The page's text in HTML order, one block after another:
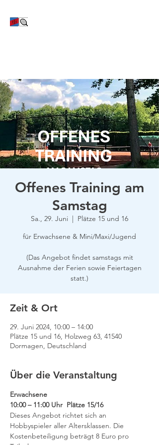
Offenes Training am
Samstag
Sa., 29. Juni
  |
Plätze 15 und 16
für Erwachsene & Mini/Maxi/Jugend
(Das Angebot findet samstags mit
Ausnahme der Ferien sowie Feiertagen
Zeit & Ort
29. Juni 2024, 10:00 – 14:00
Plätze 15 und 16, Holzweg 63, 41540
Dormagen, Deutschland
Über die Veranstaltung
Erwachsene
10:00 – 11:00 Uhr  Plätze 15/16
Dieses Angebot richtet sich an
Hobbyspieler aller Altersklassen. Die
Kostenbeteiligung beträgt 8 Euro pro